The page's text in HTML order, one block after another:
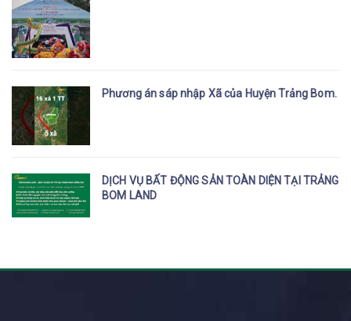
Phương án sáp nhập Xã của Huyện Trảng Bom.
DỊCH VỤ BẤT ĐỘNG SẢN TOÀN DIỆN TẠI TRẢNG
BOM LAND